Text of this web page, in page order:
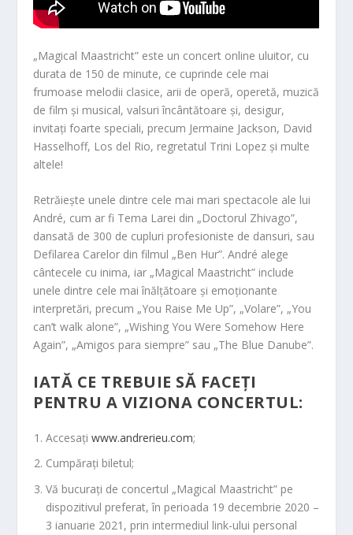
„Magical Maastricht” este un concert online uluitor, cu
durata de 150 de minute, ce cuprinde cele mai
frumoase melodii clasice, arii de operă, operetă, muzică
de film și musical, valsuri încântătoare și, desigur,
invitați foarte speciali, precum Jermaine Jackson, David
Hasselhoff, Los del Rio, regretatul Trini Lopez și multe
altele!
Retrăiește unele dintre cele mai mari spectacole ale lui
André, cum ar fi Tema Larei din „Doctorul Zhivago”,
dansată de 300 de cupluri profesioniste de dansuri, sau
Defilarea Carelor din filmul „Ben Hur”. André alege
cântecele cu inima, iar „Magical Maastricht” include
unele dintre cele mai înălțătoare și emoționante
interpretări, precum „You Raise Me Up”, „Volare”, „You
can’t walk alone”, „Wishing You Were Somehow Here
Again”, „Amigos para siempre” sau „The Blue Danube”.
IATĂ CE TREBUIE SĂ FACEȚI
PENTRU A VIZIONA CONCERTUL:
Accesațiwww.andrerieu.com;
Cumpărați biletul;
Vă bucurați de concertul „Magical Maastricht” pe
dispozitivul preferat, în perioada 19 decembrie 2020 –
3 ianuarie 2021, prin intermediul link-ului personal